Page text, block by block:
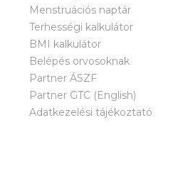
Menstruációs naptár
Terhességi kalkulátor
BMI kalkulátor
Belépés orvosoknak
Partner ÁSZF
Partner GTC (English)
Adatkezelési tájékoztató